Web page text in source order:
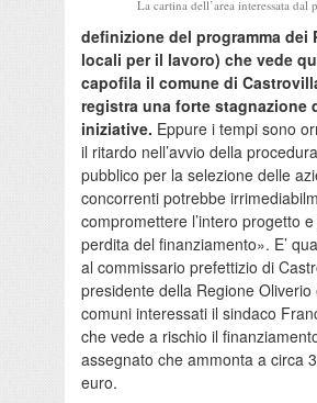
La cartina dell’area interessata dal
definizione del programma dei
locali per il lavoro) che vede
capofila il comune di
registra una forte stagnazione
iniziative. Eppure i tempi sono
il ritardo nell’avvio della
pubblico per la selezione delle
concorrenti potrebbe
compromettere l’intero progetto
perdita del finanziamento». E’
al commissario prefettizio di
presidente della Regione Oliverio
comuni interessati il sindaco
che vede a rischio il
assegnato che ammonta a circa
euro.